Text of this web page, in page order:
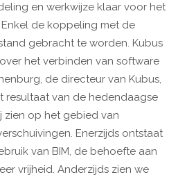
en werkwijze klaar voor het
de koppeling met de
gebracht te worden. Kubus
het verbinden van software
de directeur van Kubus,
resultaat van de hedendaagse
zien op het gebied van
Enerzijds ontstaat
van BIM, de behoefte aan
vrijheid. Anderzijds zien we